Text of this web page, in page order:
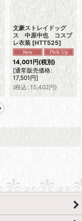
文豪ストレイドッグ
ス 中原中也 コスプ
レ衣装 [HTT525]
14,001円(税別)
[通常販売価格:
17,501円]
(税込: 15,402円)